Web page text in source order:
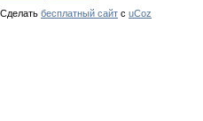
Сделать бесплатный сайт с uCoz